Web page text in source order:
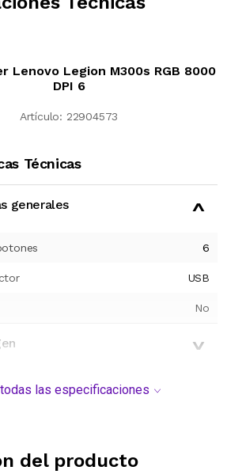
Lenovo Legion M300s RGB 8000
DPI 6
Artículo: 22904573
Técnicas
generales
6
USB
No
las especificaciones
del producto